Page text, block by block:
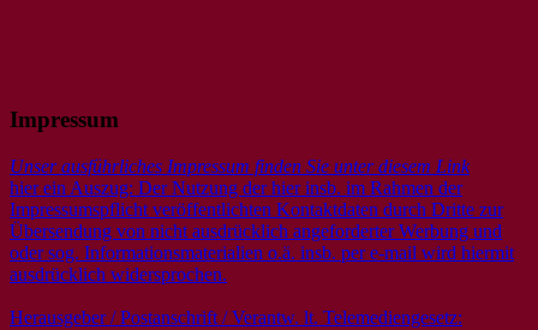
Impressum
Unser ausführliches Impressum finden Sie unter diesem Link
hier ein Auszug: Der Nutzung der hier insb. im Rahmen der
Impressumspflicht veröffentlichten Kontaktdaten durch Dritte zur
Übersendung von nicht ausdrücklich angeforderter Werbung und
oder sog. Informationsmaterialien o.ä. insb. per e-mail wird hiermit
ausdrücklich widersprochen.
Herausgeber / Postanschrift / Verantw. lt. Telemediengesetz: